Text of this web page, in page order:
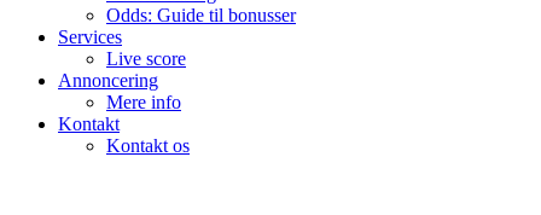
Odds: Guide til bonusser
Services
Live score
Annoncering
Mere info
Kontakt
Kontakt os